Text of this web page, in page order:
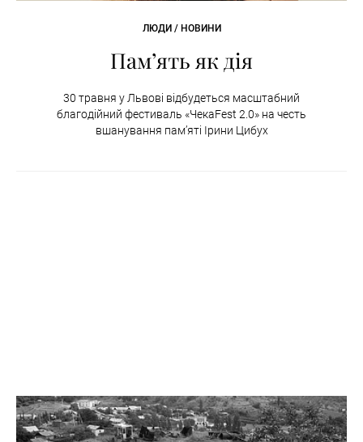
ЛЮДИ / НОВИНИ
Пам’ять як дія
30 травня у Львові відбудеться масштабний
благодійний фестиваль «ЧекаFest 2.0» на честь
вшанування пам’яті Ірини Цибух